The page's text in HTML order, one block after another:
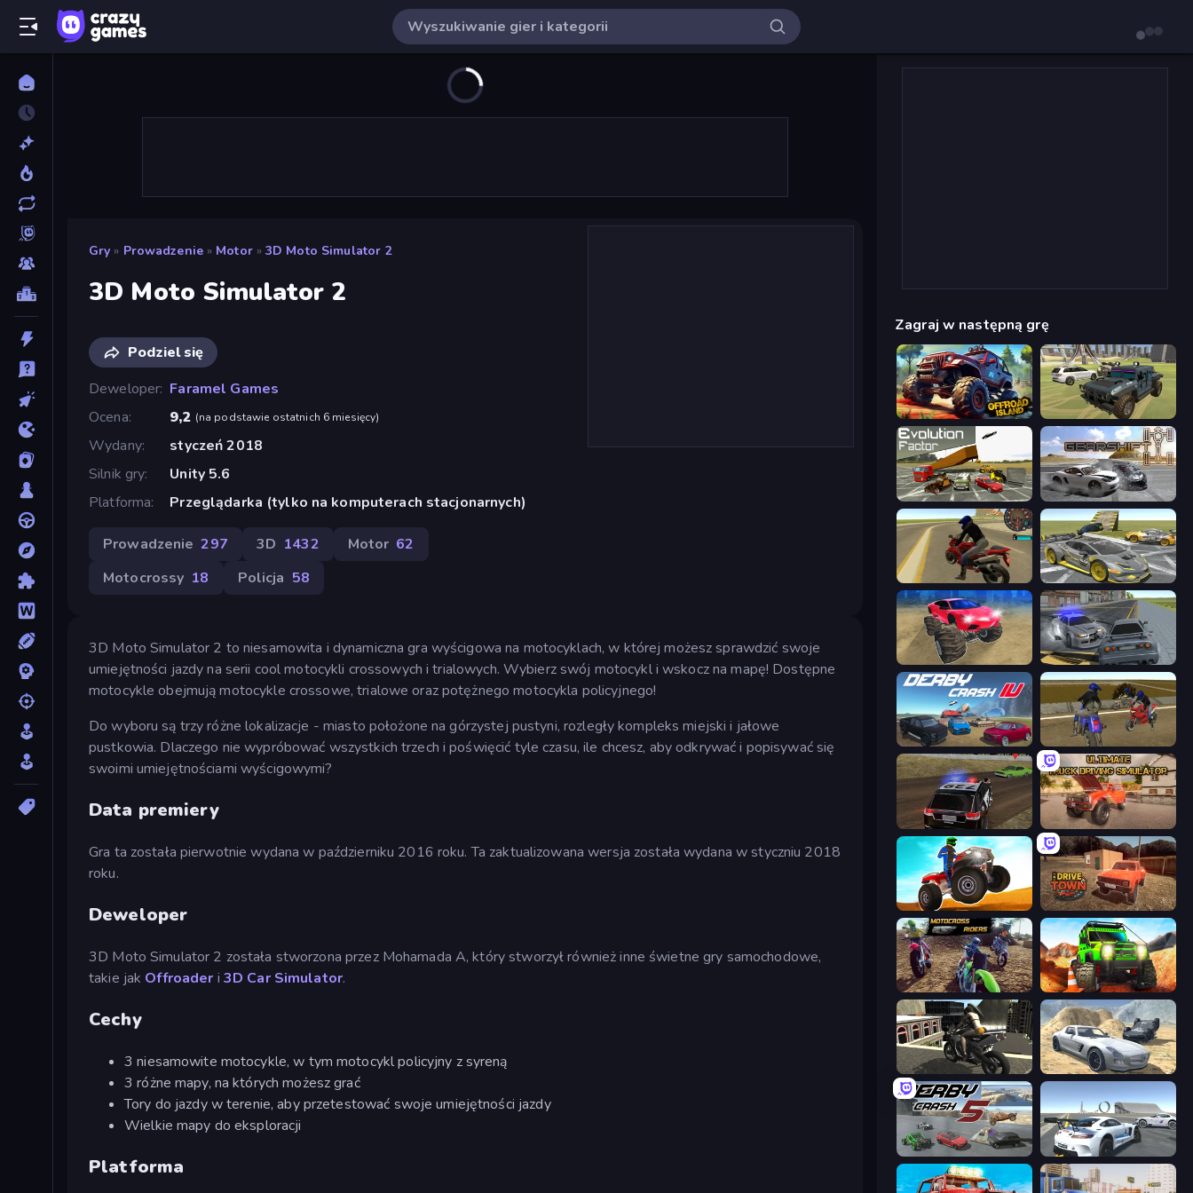
Gry » Prowadzenie » Motor » 3D Moto Simulator 2
3D Moto Simulator 2
Podziel się
Deweloper Faramel Games
Ocena
9,2 (na podstawie ostatnich 6 miesięcy)
Wydany
styczeń 2018
Silnik gry
Unity 5.6
Platforma
Przeglądarka (tylko na komputerach stacjonarnych)
Prowadzenie 297 3D 1432 Motor 62
Motocrossy 18 Policja 58
3D Moto Simulator 2 to niesamowita i dynamiczna gra wyścigowa na motocyklach, w której możesz sprawdzić swoje
umiejętności jazdy na serii cool motocykli crossowych i trialowych. Wybierz swój motocykl i wskocz na mapę! Dostępne
motocykle obejmują motocykle crossowe, trialowe oraz potężnego motocykla policyjnego!
Do wyboru są trzy różne lokalizacje - miasto położone na górzystej pustyni, rozległy kompleks miejski i jałowe
pustkowia. Dlaczego nie wypróbować wszystkich trzech i poświęcić tyle czasu, ile chcesz, aby odkrywać i popisywać się
swoimi umiejętnościami wyścigowymi?
Data premiery
Gra ta została pierwotnie wydana w październiku 2016 roku. Ta zaktualizowana wersja została wydana w styczniu 2018
roku.
Deweloper
3D Moto Simulator 2 została stworzona przez Mohamada A, który stworzył również inne świetne gry samochodowe,
takie jak Offroader i 3D Car Simulator.
Cechy
3 niesamowite motocykle, w tym motocykl policyjny z syreną
3 różne mapy, na których możesz grać
Tory do jazdy w terenie, aby przetestować swoje umiejętności jazdy
Wielkie mapy do eksploracji
Platforma
Zagraj w następną grę
Offroad Island 4x4 Offroader
Evolution Factor Gearshift One
Moto Rider 3D Wrong Way
RCC City Racing
Derby Crash 4 Crazy Moto Stunts
POLICE Chase Simulator Ultimate Truck Driving Simulator 2020
ATV Ultimate Offroad DriveTown
MotoCross Riders Offroad Life 3D
Stunt Mania 3D Derby Crash 2
Derby Crash 5